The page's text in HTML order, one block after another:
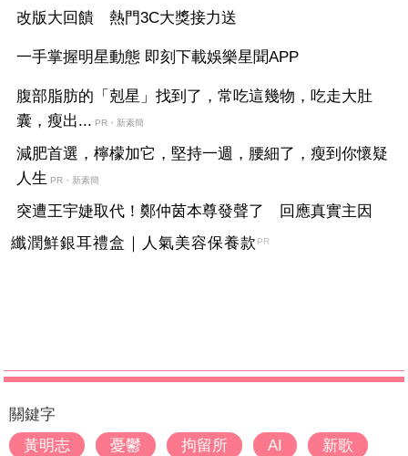
改版大回饋 熱門3C大獎接力送
一手掌握明星動態 即刻下載娛樂星聞APP
腹部脂肪的「剋星」找到了，常吃這幾物，吃走大肚
囊，瘦出... PR・新素簡
減肥首選，檸檬加它，堅持一週，腰細了，瘦到你懷疑
人生 PR・新素簡
突遭王宇婕取代！鄭仲茵本尊發聲了 回應真實主因
纖潤鮮銀耳禮盒｜人氣美容保養款 PR
關鍵字
黃明志
憂鬱 拘留所 AI 新歌